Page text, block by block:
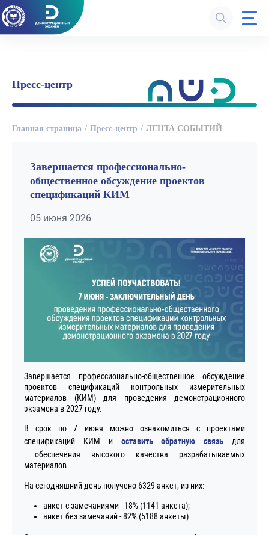
Пресс-центр
Главная страница Пресс-центр ЛЕНТА СОБЫТИЙ
Завершается профессионально-
общественное обсуждение проектов
спецификаций КИМ
05 июня 2026
Завершается профессионально-общественное обсуждение
проектов спецификаций контрольных измерительных
материалов (КИМ) для проведения демонстрационного
экзамена в 2027 году.
В срок по 7 июня можно ознакомиться с проектами
спецификаций КИМ и оставить обратную связь для
обеспечения высокого качества разрабатываемых
материалов.
На сегодняшний день получено 6329 анкет, из них:
анкет с замечаниями - 18% (1141 анкета);
анкет без замечаний - 82% (5188 анкеты).